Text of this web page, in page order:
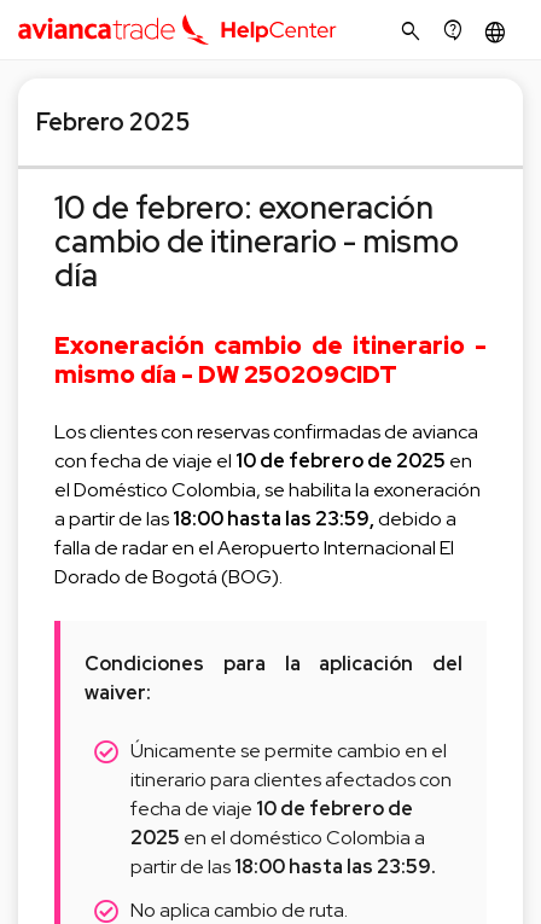
search contact_support language
Febrero 2025
10 de febrero: exoneración
cambio de itinerario - mismo
día
Exoneración cambio de itinerario -
mismo día - DW 250209CIDT
Los clientes con reservas confirmadas de avianca
con fecha de viaje el 10de febrero de 2025 en
el Doméstico Colombia, se habilita la exoneración
a partir de las18:00hasta las 23:59,debido a
falla de radar en el Aeropuerto Internacional El
Dorado de Bogotá (BOG).
Condiciones para la aplicación del
waiver:
Únicamente se permite cambio en el
itinerario para clientes afectados con
fecha de viaje 10 de febrero de
2025 en el doméstico Colombia a
partir de las18:00 hasta las 23:59.
No aplica cambio de ruta.